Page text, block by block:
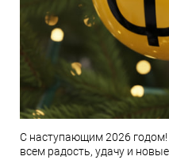
С наступающим 2026 годом!
всем радость, удачу и